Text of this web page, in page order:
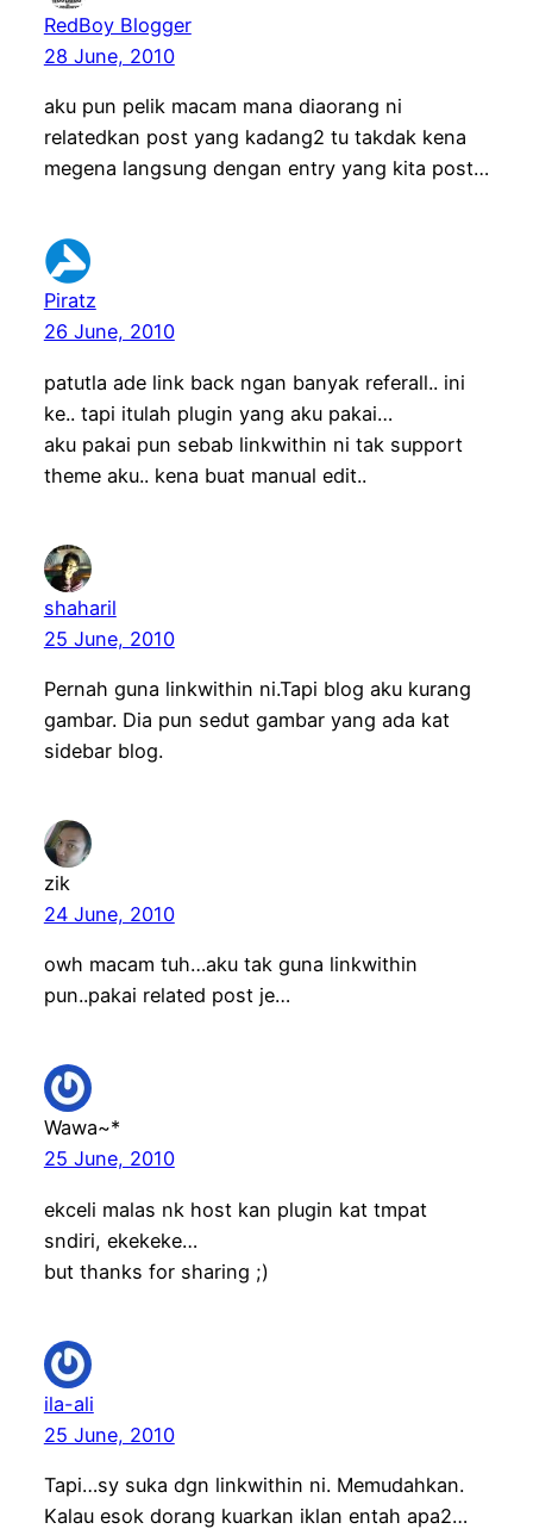
RedBoy Blogger
28 June, 2010
aku pun pelik macam mana diaorang ni
relatedkan post yang kadang2 tu takdak kena
megena langsung dengan entry yang kita post…
Piratz
26 June, 2010
patutla ade link back ngan banyak referall.. ini
ke.. tapi itulah plugin yang aku pakai…
aku pakai pun sebab linkwithin ni tak support
theme aku.. kena buat manual edit..
shaharil
25 June, 2010
Pernah guna linkwithin ni.Tapi blog aku kurang
gambar. Dia pun sedut gambar yang ada kat
sidebar blog.
zik
24 June, 2010
owh macam tuh…aku tak guna linkwithin
pun..pakai related post je…
Wawa~*
25 June, 2010
ekceli malas nk host kan plugin kat tmpat
sndiri, ekekeke…
but thanks for sharing ;)
ila-ali
25 June, 2010
Tapi…sy suka dgn linkwithin ni. Memudahkan.
Kalau esok dorang kuarkan iklan entah apa2…